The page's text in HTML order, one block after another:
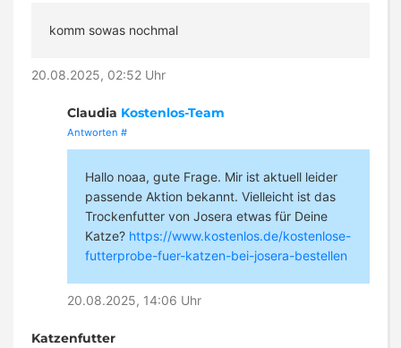
komm sowas nochmal
20.08.2025, 02:52 Uhr
Claudia Kostenlos-Team
Antworten #
Hallo noaa, gute Frage. Mir ist aktuell leider
passende Aktion bekannt. Vielleicht ist das
Trockenfutter von Josera etwas für Deine
Katze? https://www.kostenlos.de/kostenlose-
futterprobe-fuer-katzen-bei-josera-bestellen
20.08.2025, 14:06 Uhr
Katzenfutter